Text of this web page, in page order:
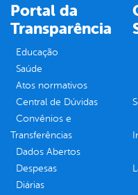
Portal da
Transparência
Educação
Saúde
Atos normativos
Central de Dúvidas
Convênios e
Transferências
Dados Abertos
Despesas
Diárias